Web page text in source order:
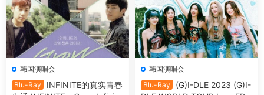
韩国演唱会
Blu-Ray
INFINITE的真实青春
韩国演唱会
Blu-Ray
(G)I-DLE 2023 (G)I-